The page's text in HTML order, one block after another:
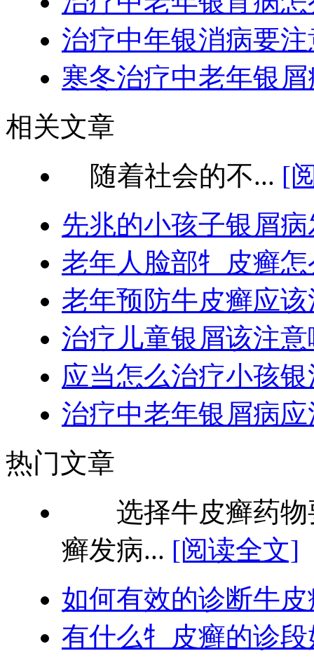
治疗中年银消病要
寒冬治疗中老年银
相关文章
随着社会的不... [
先兆的小孩子银屑
老年人脸部牜皮癣
老年预防牛皮癣应
治疗儿童银屑该注
应当怎么治疗小孩
治疗中老年银屑病
热门文章
选择牛皮癣药物
癣发病... [阅读全文]
如何有效的诊断牛皮
有什么牜皮癣的诊